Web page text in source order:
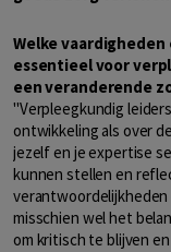
Welke
essentieel voor
een veranderende
"Verpleegkundig
ontwikkeling als over
jezelf en je expertise
kunnen stellen en
verantwoordelijkheden
misschien wel het
om kritisch te blijven